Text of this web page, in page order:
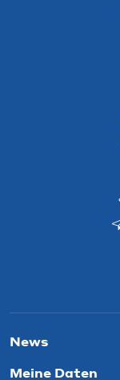
News
Meine Daten